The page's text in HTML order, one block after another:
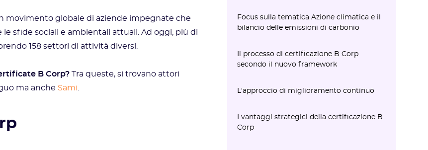
movimento globale di aziende impegnate che
sfide sociali e ambientali attuali. Ad oggi, più di
158 settori di attività diversi.
B Corp? Tra queste, si trovano attori
ma anche Sami
Focus sulla tematica Azione climatica e il
bilancio delle emissioni di carbonio
carbonio
climatica‍
piano d'azione‍
Il processo di certificazione B Corp
secondo il nuovo framework
impatto
continuo
L'approccio di miglioramento continuo
I vantaggi strategici della certificazione B
Corp